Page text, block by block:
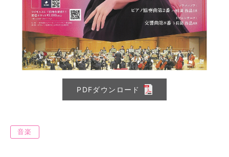
PDFダウンロード
音楽